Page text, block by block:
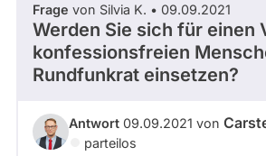
Frage von Silvia K. • 09.09.2021
Werden Sie sich für einen
konfessionsfreien
Rundfunkrat einsetzen?
Antwort 09.09.2021 von
parteilos